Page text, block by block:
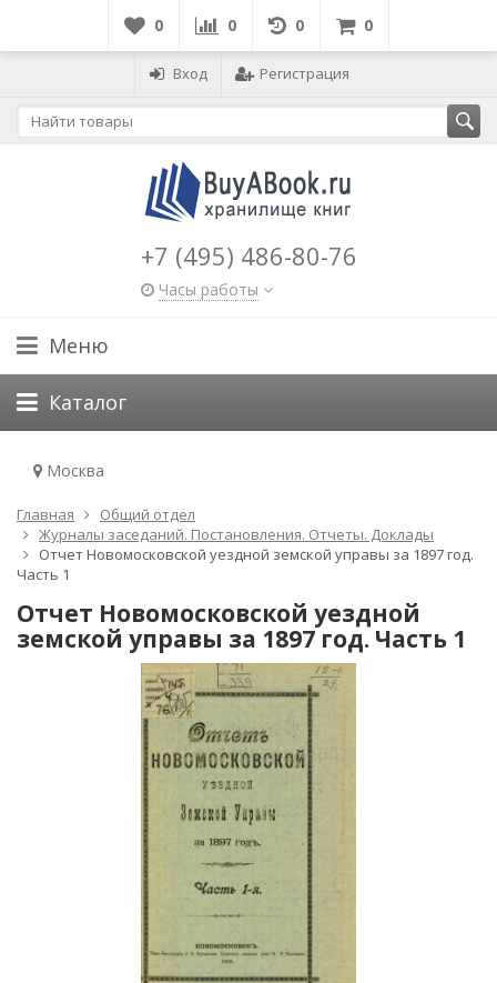
0 0 0 0
Вход Регистрация
+7 (495) 486-80-76
Часы работы
Меню
Каталог
Москва
Главная
Общий отдел
Журналы заседаний. Постановления. Отчеты. Доклады
Отчет Новомосковской уездной земской управы за 1897 год.
Часть 1
Отчет Новомосковской уездной
земской управы за 1897 год. Часть 1